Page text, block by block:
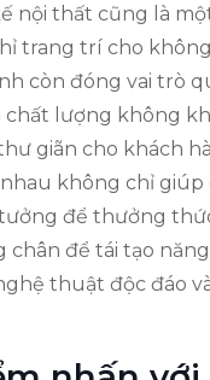
nội thất cũng là
trang trí cho
còn đóng vai trò
chất lượng không
giãn cho khách
không chỉ giúp
để thưởng
chân để tái tạo
thuật độc đáo